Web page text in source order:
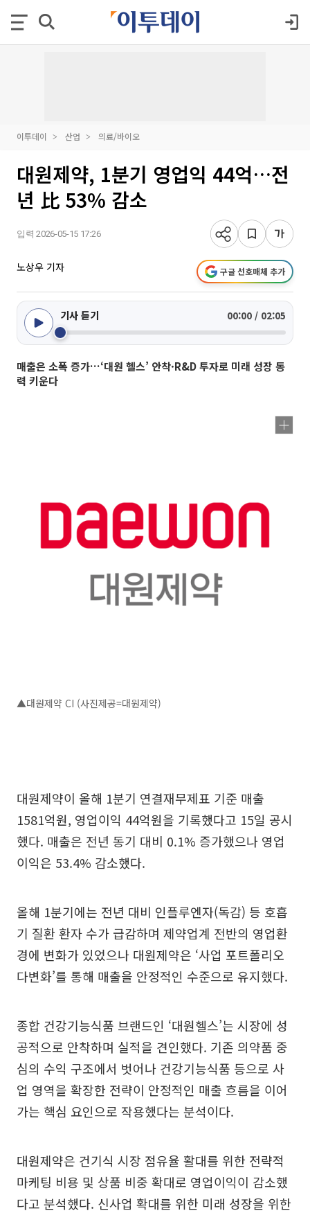
이투데이 산업 의료/바이오
대원제약, 1분기 영업익 44억…전
년 比 53% 감소
입력 2026-05-15 17:26
노상우 기자 구글 선호매체 추가
기사 듣기 00:00 / 02:05
매출은 소폭 증가…‘대원 헬스’ 안착·R&D 투자로 미래 성장 동
력 키운다
▲대원제약 CI (사진제공=대원제약)
대원제약이 올해 1분기 연결재무제표 기준 매출
1581억원, 영업이익 44억원을 기록했다고 15일 공시
했다. 매출은 전년 동기 대비 0.1% 증가했으나 영업
이익은 53.4% 감소했다.
올해 1분기에는 전년 대비 인플루엔자(독감) 등 호흡
기 질환 환자 수가 급감하며 제약업계 전반의 영업환
경에 변화가 있었으나 대원제약은 ‘사업 포트폴리오
다변화’를 통해 매출을 안정적인 수준으로 유지했다.
종합 건강기능식품 브랜드인 ‘대원헬스’는 시장에 성
공적으로 안착하며 실적을 견인했다. 기존 의약품 중
심의 수익 구조에서 벗어나 건강기능식품 등으로 사
업 영역을 확장한 전략이 안정적인 매출 흐름을 이어
가는 핵심 요인으로 작용했다는 분석이다.
대원제약은 건기식 시장 점유율 활대를 위한 전략적
마케팅 비용 및 상품 비중 확대로 영업이익이 감소했
다고 분석했다. 신사업 확대를 위한 미래 성장을 위한